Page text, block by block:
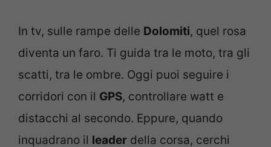
In tv, sulle rampe delle Dolomiti, quel rosa
diventa un faro. Ti guida tra le moto, tra gli
scatti, tra le ombre. Oggi puoi seguire i
corridori con il GPS, controllare watt e
distacchi al secondo. Eppure, quando
inquadrano il leader della corsa, cerchi